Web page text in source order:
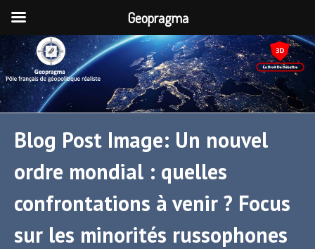
Blog Post Image: Un nouvel
ordre mondial : quelles
confrontations à venir ? Focus
sur les minorités russophones
Geopragma